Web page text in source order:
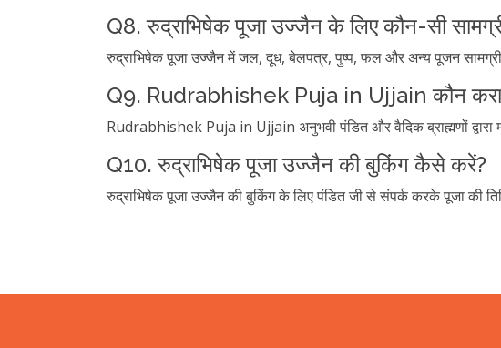
Q8. रुद्राभिषेक पूजा उज्जैन के लिए कौन-सी
रुद्राभिषेक पूजा उज्जैन में जल, दूध, बेलपत्र, पुष्प, फल और अन्य पूजन सामग्री
Q9. Rudrabhishek Puja in Ujjain कौन
Rudrabhishek Puja in Ujjain अनुभवी पंडित और वैदिक ब्राह्मणों द्वारा
Q10. रुद्राभिषेक पूजा उज्जैन की बुकिंग कैसे करें?
रुद्राभिषेक पूजा उज्जैन की बुकिंग के लिए पंडित जी से संपर्क करके पूजा की